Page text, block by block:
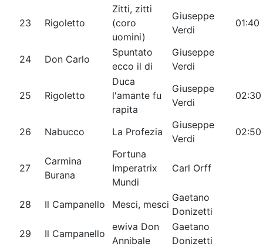
23 Rigoletto
Zitti, zitti
(coro
uomini)
Giuseppe
Verdi
01:40
24 Don Carlo
Spuntato
ecco il di
Giuseppe
Verdi
25 Rigoletto
Duca
l'amante fu
rapita
Giuseppe
Verdi
02:30
26 Nabucco La Profezia
Giuseppe
Verdi
02:50
27
Carmina
Burana
Fortuna
Imperatrix
Mundi
Carl Orff
28 Il Campanello Mesci, mesci
Gaetano
Donizetti
29
Il Campanello
ewiva Don
Annibale
Gaetano
Donizetti